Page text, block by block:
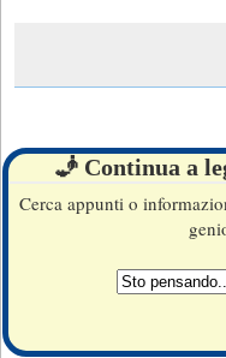
🧞 Continua a
Cerca appunti o